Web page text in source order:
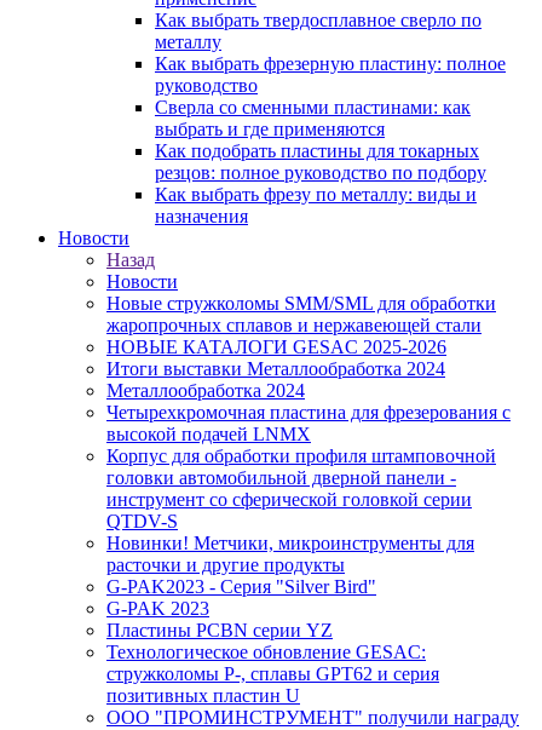
Как выбрать твердосплавное сверло по
металлу
Как выбрать фрезерную пластину: полное
руководство
Сверла со сменными пластинами: как
выбрать и где применяются
Как подобрать пластины для токарных
резцов: полное руководство по подбору
Как выбрать фрезу по металлу: виды и
назначения
Новости
Назад
Новости
Новые стружколомы SMM/SML для обработки
жаропрочных сплавов и нержавеющей стали
НОВЫЕ КАТАЛОГИ GESAC 2025-2026
Итоги выставки Металлообработка 2024
Металлообработка 2024
Четырехкромочная пластина для фрезерования с
высокой подачей LNMX
Корпус для обработки профиля штамповочной
головки автомобильной дверной панели -
инструмент со сферической головкой серии
QTDV-S
Новинки! Метчики, микроинструменты для
расточки и другие продукты
G-PAK2023 - Серия "Silver Bird"
G-PAK 2023
Пластины PCBN серии YZ
Технологическое обновление GESAC:
стружколомы P-, сплавы GPT62 и серия
позитивных пластин U
ООО "ПРОМИНСТРУМЕНТ" получили награду